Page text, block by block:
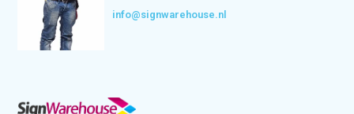
info@signwarehouse.nl